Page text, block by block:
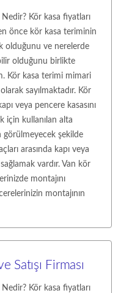
Nedir? Kör kasa fiyatları
önce kör kasa teriminin
olduğunu ve nerelerde
olduğunu birlikte
Kör kasa terimi mimari
sayılmaktadır. Kör
veya pencere kasasını
için kullanılan alta
görülmeyecek şekilde
arasında kapı veya
vardır. Van kör
montajını
montajının
Satışı Firması
Nedir? Kör kasa fiyatları